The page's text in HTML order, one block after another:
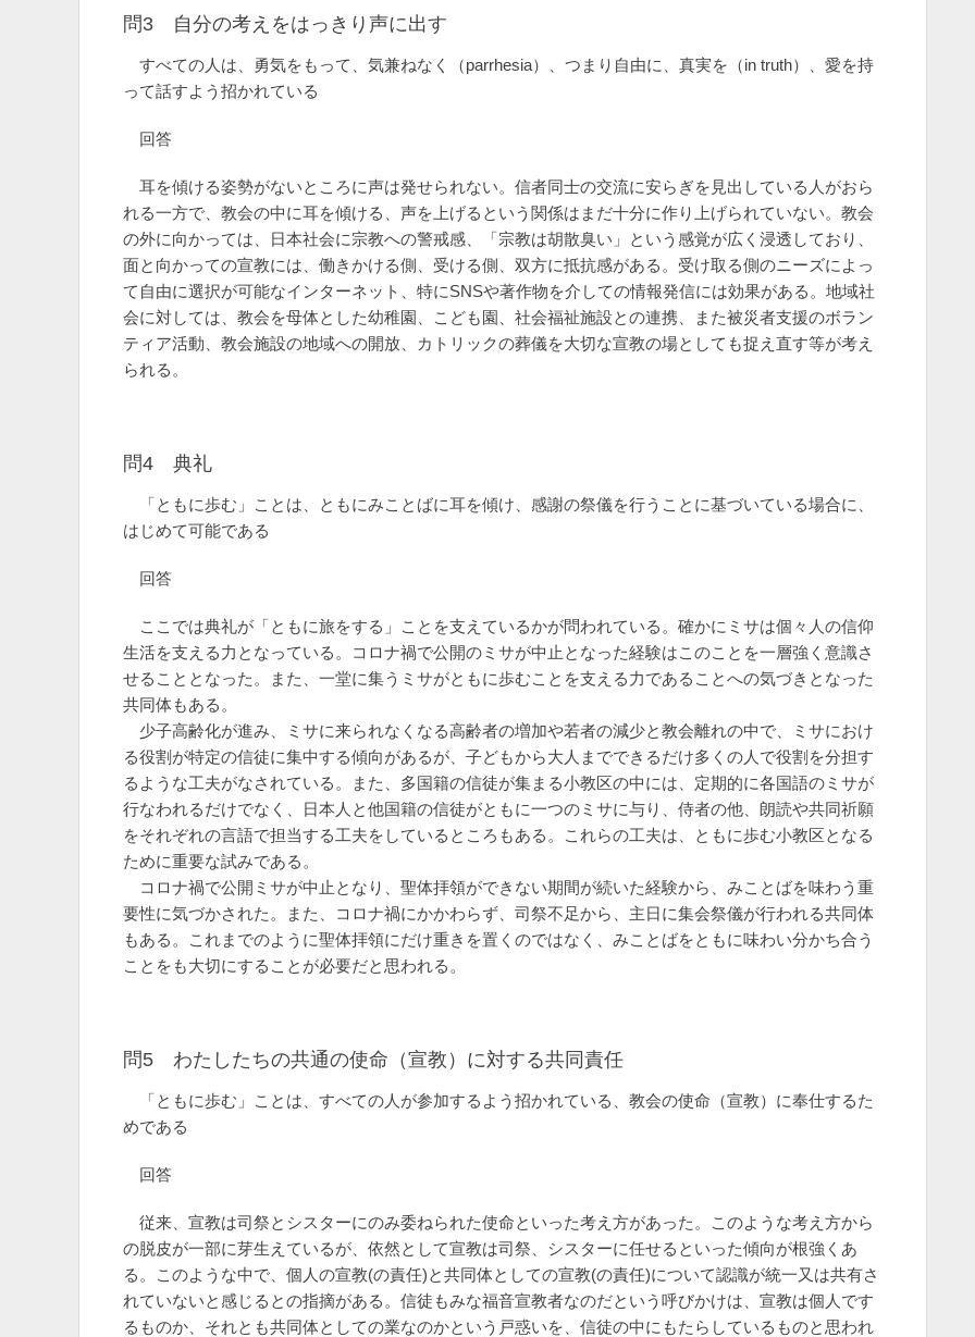
問3 自分の考えをはっきり声に出す
すべての人は、勇気をもって、気兼ねなく（parrhesia）、つまり自由に、真実を（in truth）、愛を持
って話すよう招かれている
回答
耳を傾ける姿勢がないところに声は発せられない。信者同士の交流に安らぎを見出している人がおら
れる一方で、教会の中に耳を傾ける、声を上げるという関係はまだ十分に作り上げられていない。教会
の外に向かっては、日本社会に宗教への警戒感、「宗教は胡散臭い」という感覚が広く浸透しており、
面と向かっての宣教には、働きかける側、受ける側、双方に抵抗感がある。受け取る側のニーズによっ
て自由に選択が可能なインターネット、特にSNSや著作物を介しての情報発信には効果がある。地域社
会に対しては、教会を母体とした幼稚園、こども園、社会福祉施設との連携、また被災者支援のボラン
ティア活動、教会施設の地域への開放、カトリックの葬儀を大切な宣教の場としても捉え直す等が考え
られる。
問4 典礼
「ともに歩む」ことは、ともにみことばに耳を傾け、感謝の祭儀を行うことに基づいている場合に、
はじめて可能である
回答
ここでは典礼が「ともに旅をする」ことを支えているかが問われている。確かにミサは個々人の信仰
生活を支える力となっている。コロナ禍で公開のミサが中止となった経験はこのことを一層強く意識さ
せることとなった。また、一堂に集うミサがともに歩むことを支える力であることへの気づきとなった
共同体もある。
少子高齢化が進み、ミサに来られなくなる高齢者の増加や若者の減少と教会離れの中で、ミサにおけ
る役割が特定の信徒に集中する傾向があるが、子どもから大人までできるだけ多くの人で役割を分担す
るような工夫がなされている。また、多国籍の信徒が集まる小教区の中には、定期的に各国語のミサが
行なわれるだけでなく、日本人と他国籍の信徒がともに一つのミサに与り、侍者の他、朗読や共同祈願
をそれぞれの言語で担当する工夫をしているところもある。これらの工夫は、ともに歩む小教区となる
ために重要な試みである。
コロナ禍で公開ミサが中止となり、聖体拝領ができない期間が続いた経験から、みことばを味わう重
要性に気づかされた。また、コロナ禍にかかわらず、司祭不足から、主日に集会祭儀が行われる共同体
もある。これまでのように聖体拝領にだけ重きを置くのではなく、みことばをともに味わい分かち合う
ことをも大切にすることが必要だと思われる。
問5 わたしたちの共通の使命（宣教）に対する共同責任
「ともに歩む」ことは、すべての人が参加するよう招かれている、教会の使命（宣教）に奉仕するた
めである
回答
従来、宣教は司祭とシスターにのみ委ねられた使命といった考え方があった。このような考え方から
の脱皮が一部に芽生えているが、依然として宣教は司祭、シスターに任せるといった傾向が根強くあ
る。このような中で、個人の宣教(の責任)と共同体としての宣教(の責任)について認識が統一又は共有さ
れていないと感じるとの指摘がある。信徒もみな福音宣教者なのだという呼びかけは、宣教は個人です
るものか、それとも共同体としての業なのかという戸惑いを、信徒の中にもたらしているものと思われ